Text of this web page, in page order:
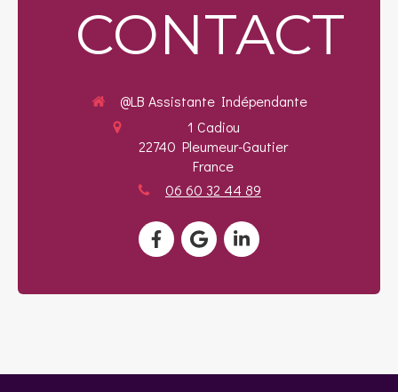
CONTACT
@LB Assistante Indépendante
1 Cadiou
22740 Pleumeur-Gautier
France
06 60 32 44 89